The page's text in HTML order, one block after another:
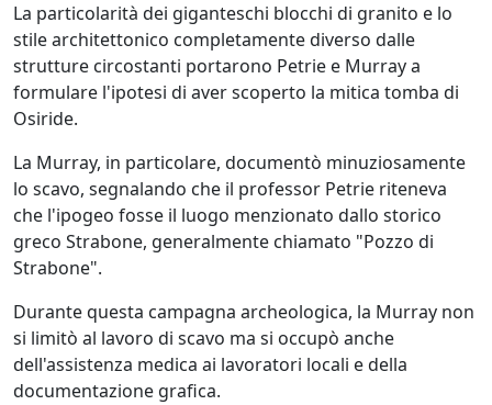
La particolarità dei giganteschi blocchi di granito e lo
stile architettonico completamente diverso dalle
strutture circostanti portarono Petrie e Murray a
formulare l'ipotesi di aver scoperto la mitica tomba di
Osiride.
La Murray, in particolare, documentò minuziosamente
lo scavo, segnalando che il professor Petrie riteneva
che l'ipogeo fosse il luogo menzionato dallo storico
greco Strabone, generalmente chiamato "Pozzo di
Strabone".
Durante questa campagna archeologica, la Murray non
si limitò al lavoro di scavo ma si occupò anche
dell'assistenza medica ai lavoratori locali e della
documentazione grafica.